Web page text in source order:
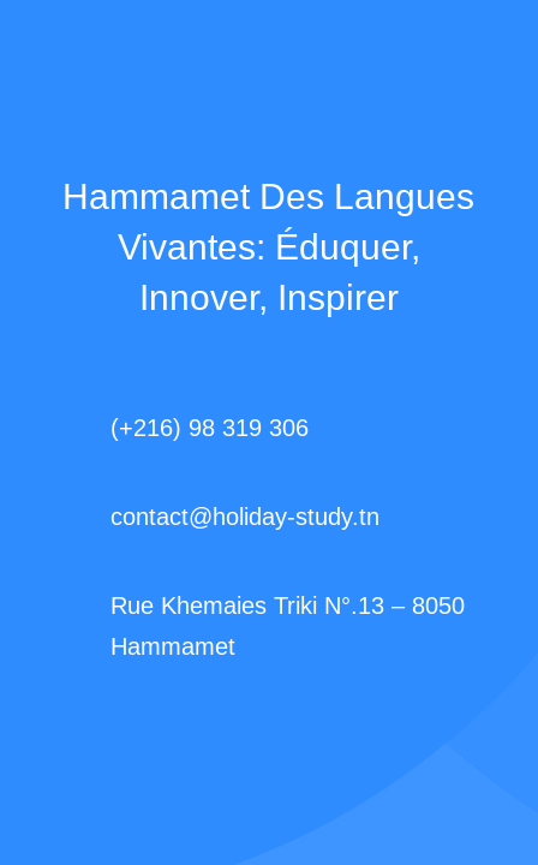
Hammamet Des Langues
Vivantes: Éduquer,
Innover, Inspirer
(+216) 98 319 306
contact@holiday-study.tn
Rue Khemaies Triki N°.13 – 8050
Hammamet